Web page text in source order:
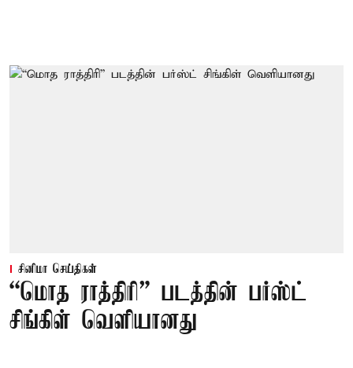
சினிமா செய்திகள்
“மொத ராத்திரி” படத்தின் பர்ஸ்ட்
சிங்கிள் வெளியானது